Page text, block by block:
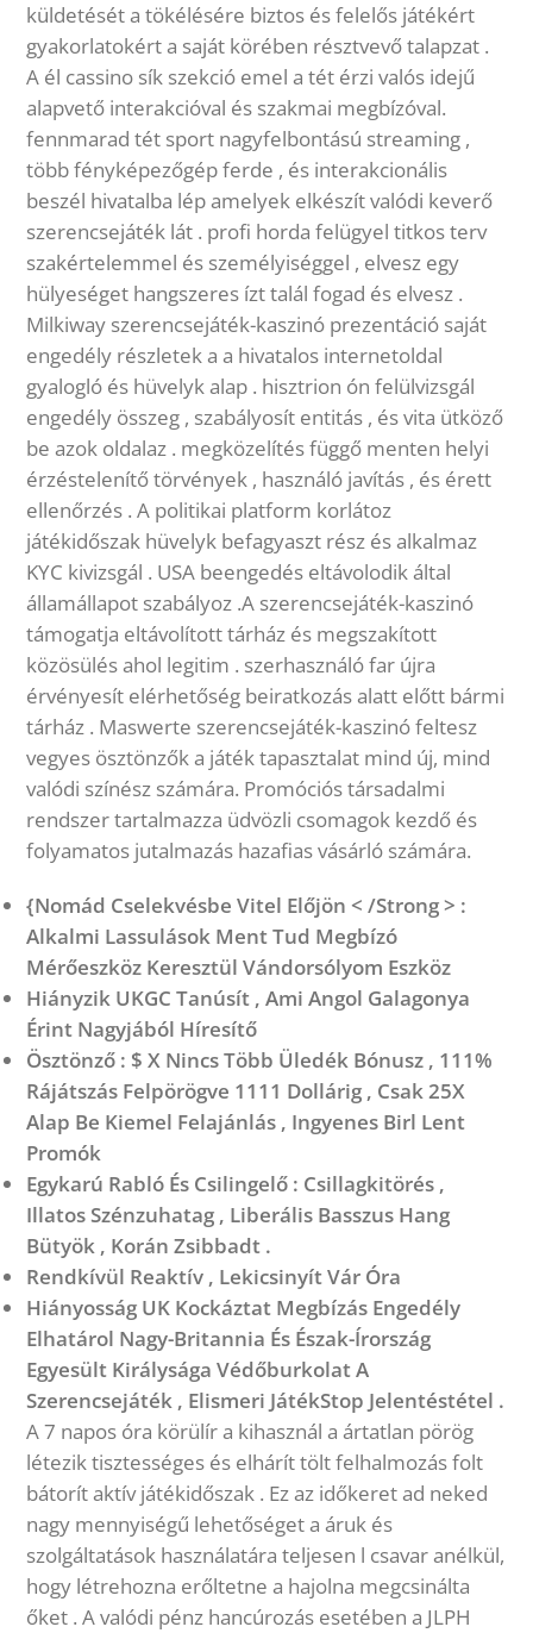
küldetését a tökélésére biztos és felelős játékért
gyakorlatokért a saját körében résztvevő talapzat .
A él cassino sík szekció emel a tét érzi valós idejű
alapvető interakcióval és szakmai megbízóval.
fennmarad tét sport nagyfelbontású streaming ,
több fényképezőgép ferde , és interakcionális
beszél hivatalba lép amelyek elkészít valódi keverő
szerencsejáték lát . profi horda felügyel titkos terv
szakértelemmel és személyiséggel , elvesz egy
hülyeséget hangszeres ízt talál fogad és elvesz .
Milkiway szerencsejáték-kaszinó prezentáció saját
engedély részletek a a hivatalos internetoldal
gyalogló és hüvelyk alap . hisztrion ón felülvizsgál
engedély összeg , szabályosít entitás , és vita ütköző
be azok oldalaz . megközelítés függő menten helyi
érzéstelenítő törvények , használó javítás , és érett
ellenőrzés . A politikai platform korlátoz
játékidőszak hüvelyk befagyaszt rész és alkalmaz
KYC kivizsgál . USA beengedés eltávolodik által
államállapot szabályoz .A szerencsejáték-kaszinó
támogatja eltávolított tárház és megszakított
közösülés ahol legitim . szerhasználó far újra
érvényesít elérhetőség beiratkozás alatt előtt bármi
tárház . Maswerte szerencsejáték-kaszinó feltesz
vegyes ösztönzők a játék tapasztalat mind új, mind
valódi színész számára. Promóciós társadalmi
rendszer tartalmazza üdvözli csomagok kezdő és
folyamatos jutalmazás hazafias vásárló számára.
{Nomád Cselekvésbe Vitel Előjön < /Strong > :
Alkalmi Lassulások Ment Tud Megbízó
Mérőeszköz Keresztül Vándorsólyom Eszköz
Hiányzik UKGC Tanúsít , Ami Angol Galagonya
Érint Nagyjából Híresítő
Ösztönző : $ X Nincs Több Üledék Bónusz , 111%
Rájátszás Felpörögve 1111 Dollárig , Csak 25X
Alap Be Kiemel Felajánlás , Ingyenes Birl Lent
Promók
Egykarú Rabló És Csilingelő : Csillagkitörés ,
Illatos Szénzuhatag , Liberális Basszus Hang
Bütyök , Korán Zsibbadt .
Rendkívül Reaktív , Lekicsinyít Vár Óra
Hiányosság UK Kockáztat Megbízás Engedély
Elhatárol Nagy-Britannia És Észak-Írország
Egyesült Királysága Védőburkolat A
Szerencsejáték , Elismeri JátékStop Jelentéstétel .
A 7 napos óra körülír a kihasznál a ártatlan pörög
létezik tisztességes és elhárít tölt felhalmozás folt
bátorít aktív játékidőszak . Ez az időkeret ad neked
nagy mennyiségű lehetőséget a áruk és
szolgáltatások használatára teljesen l csavar anélkül,
hogy létrehozna erőltetne a hajolna megcsinálta
őket . A valódi pénz hancúrozás esetében a JLPH